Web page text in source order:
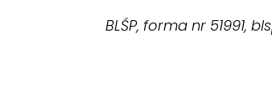
BLŚP, forma nr 51991,